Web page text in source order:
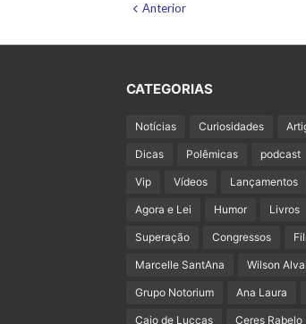
Anterior
CATEGORIAS
Notícias Curiosidades
Dicas Polêmicas podcast
Vip Vídeos Lançamentos
Agora e Lei Humor Livros
Superação Congressos
Marcelle SantAna Wilson
Grupo Notorium Ana Laura
Caio de Luccas Ceres Rabelo